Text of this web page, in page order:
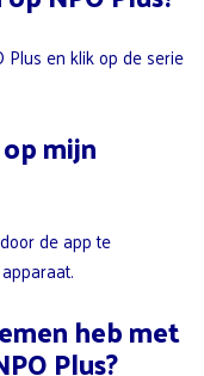
Plus en klik op de serie
mijn
de app te
heb met
Plus?